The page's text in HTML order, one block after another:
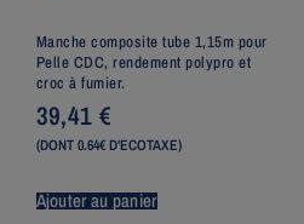
Manche composite tube 1,15m pour
Pelle CDC, rendement polypro et
croc à fumier.
39,41 €
(DONT 0.64€ D'ECOTAXE)
Ajouter au panier